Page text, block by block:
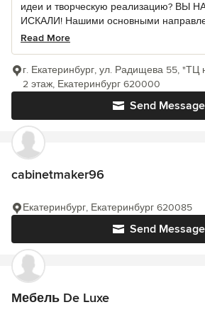
идеи и творческую реализацию? ВЫ
ИСКАЛИ! Нашими основными
Read More
Send Message
г. Екатеринбург, ул. Радищева 55, "ТЦ
2 этаж, Екатеринбург 620000
cabinetmaker96
Send Message
Екатеринбург, Екатеринбург 620085
Мебель De Luxe